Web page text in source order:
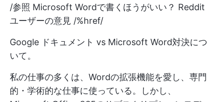
/参照 Microsoft Wordで書くほうがいい？ Reddit
ユーザーの意見 /%href/
Google ドキュメント vs Microsoft Word対決につ
いて。
私の仕事の多くは、Wordの拡張機能を愛し、専門
的・学術的な仕事に使っている。しかし、